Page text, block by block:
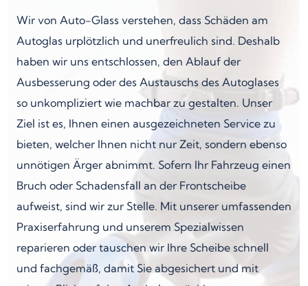
Wir von Auto-Glass verstehen, dass Schäden am
Autoglas urplötzlich und unerfreulich sind. Deshalb
haben wir uns entschlossen, den Ablauf der
Ausbesserung oder des Austauschs des Autoglases
so unkompliziert wie machbar zu gestalten. Unser
Ziel ist es, Ihnen einen ausgezeichneten Service zu
bieten, welcher Ihnen nicht nur Zeit, sondern ebenso
unnötigen Ärger abnimmt. Sofern Ihr Fahrzeug einen
Bruch oder Schadensfall an der Frontscheibe
aufweist, sind wir zur Stelle. Mit unserer umfassenden
Praxiserfahrung und unserem Spezialwissen
reparieren oder tauschen wir Ihre Scheibe schnell
und fachgemäß, damit Sie abgesichert und mit